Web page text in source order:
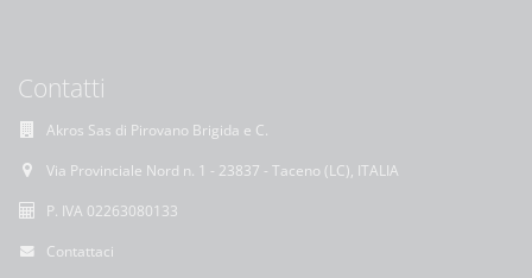
Contatti
Akros Sas di Pirovano Brigida e C.
Via Provinciale Nord n. 1 - 23837 - Taceno (LC), ITALIA
P. IVA 02263080133
Contattaci